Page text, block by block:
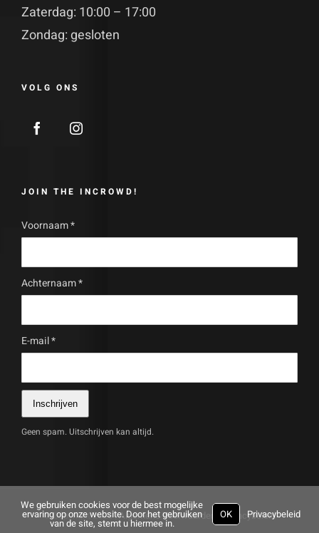
Zaterdag: 10:00 – 17:00
Zondag: gesloten
VOLG ONS
JOIN THE INCROWD!
Voornaam*
Achternaam*
E-mail*
Inschrijven
Geen spam. Uitschrijven kan altijd.
© Copyright2026 |Algemene Voorwaarden |Privacybeleid
We gebruiken cookies voor de best mogelijke
ervaring op onze website. Door het gebruiken
van de site, stemt u hiermee in.
OK Privacybeleid